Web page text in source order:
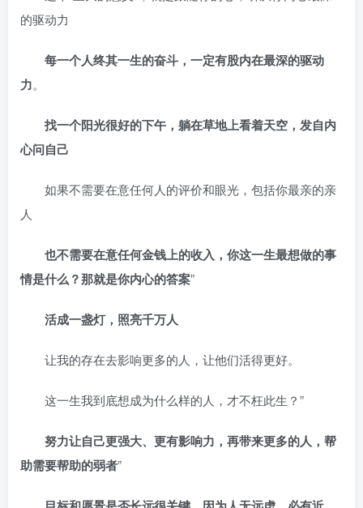
的驱动力
每一个人终其一生的奋斗，一定有股内在最深的驱动
力。
找一个阳光很好的下午，躺在草地上看着天空，发自内
心问自己
如果不需要在意任何人的评价和眼光，包括你最亲的亲
人
也不需要在意任何金钱上的收入，你这一生最想做的事
情是什么？那就是你内心的答案”
活成一盏灯，照亮千万人
让我的存在去影响更多的人，让他们活得更好。
这一生我到底想成为什么样的人，才不枉此生？”
努力让自己更强大、更有影响力，再带来更多的人，帮
助需要帮助的弱者”